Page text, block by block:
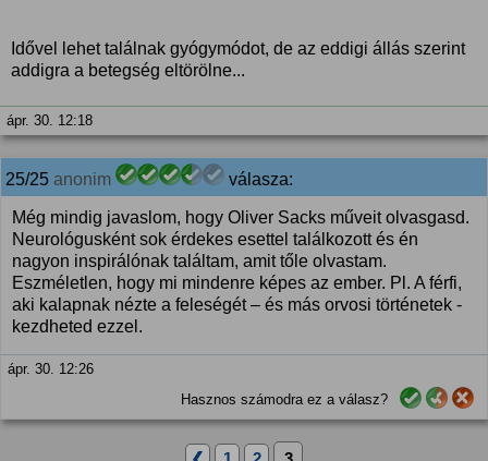
Idővel lehet találnak gyógymódot, de az eddigi állás szerint
addigra a betegség eltörölne...
ápr. 30. 12:18
25/25 anonim válasza:
Még mindig javaslom, hogy Oliver Sacks műveit olvasgasd.
Neurológusként sok érdekes esettel találkozott és én
nagyon inspirálónak találtam, amit tőle olvastam.
Eszméletlen, hogy mi mindenre képes az ember. Pl. A férfi,
aki kalapnak nézte a feleségét – és más orvosi történetek -
kezdheted ezzel.
ápr. 30. 12:26
Hasznos számodra ez a válasz?